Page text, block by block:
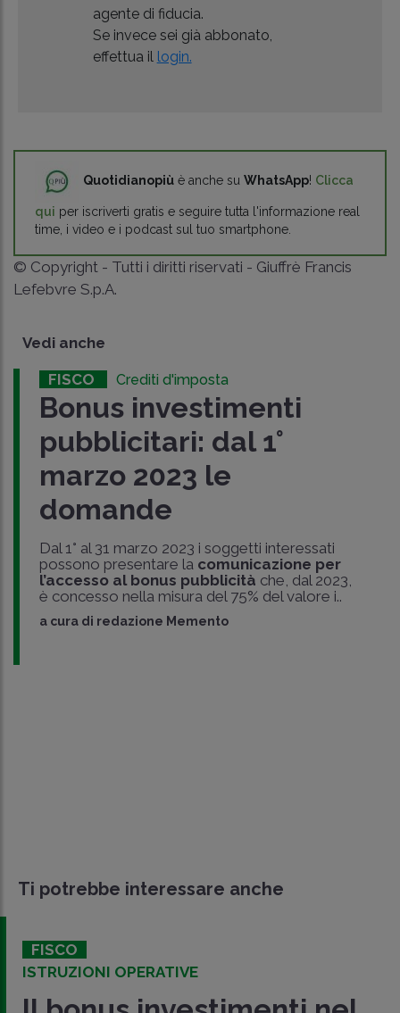
agente di fiducia.
Se invece sei già abbonato,
effettua il login.
Quotidianopiù è anche su WhatsApp! Clicca
qui per iscriverti gratis e seguire tutta l'informazione real
time, i video e i podcast sul tuo smartphone.
© Copyright - Tutti i diritti riservati - Giuffrè Francis
Lefebvre S.p.A.
Vedi anche
FISCO Crediti d'imposta
Bonus investimenti
pubblicitari: dal 1°
marzo 2023 le
domande
Dal 1° al 31 marzo 2023 i soggetti interessati
possono presentare la comunicazione per
l’accesso al bonus pubblicità che, dal 2023,
è concesso nella misura del 75% del valore i..
a cura di redazione Memento
Ti potrebbe interessare anche
FISCO
ISTRUZIONI OPERATIVE